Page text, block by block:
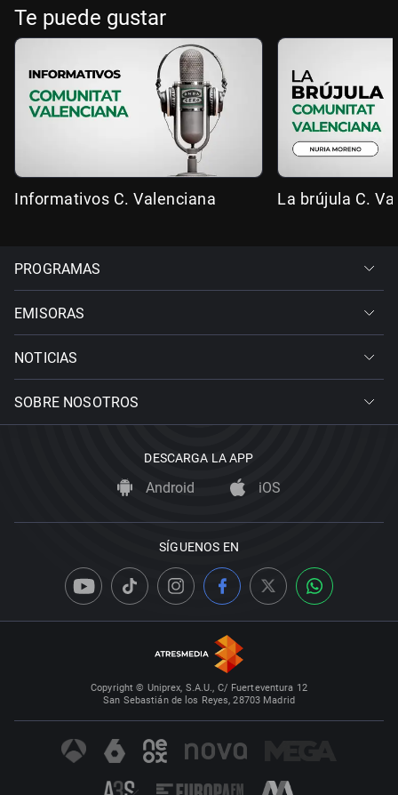
Te puede gustar
Informativos C. Valenciana La brújula C.
PROGRAMAS
EMISORAS
NOTICIAS
SOBRE NOSOTROS
DESCARGA LA APP
Android iOS
SÍGUENOS EN
Copyright © Uniprex, S.A.U., C/ Fuerteventura 12
San Sebastián de los Reyes, 28703 Madrid